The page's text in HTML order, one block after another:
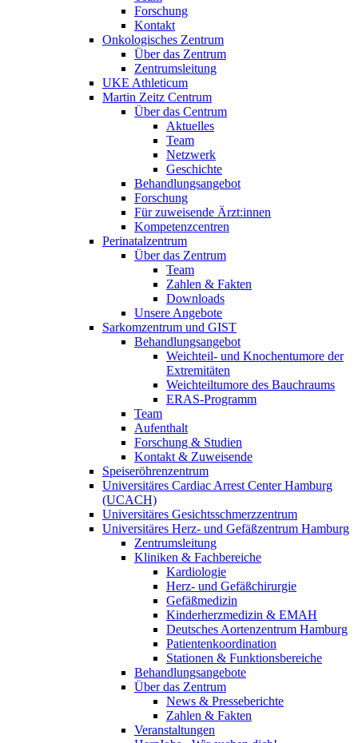
Forschung
Kontakt
Onkologisches Zentrum
Über das Zentrum
Zentrumsleitung
UKE Athleticum
Martin Zeitz Centrum
Über das Centrum
Aktuelles
Team
Netzwerk
Geschichte
Behandlungsangebot
Forschung
Für zuweisende Ärzt:innen
Kompetenzcentren
Perinatalzentrum
Über das Zentrum
Team
Zahlen & Fakten
Downloads
Unsere Angebote
Sarkomzentrum und GIST
Behandlungsangebot
Weichteil- und Knochentumore der
Extremitäten
Weichteiltumore des Bauchraums
ERAS-Programm
Team
Aufenthalt
Forschung & Studien
Kontakt & Zuweisende
Speiseröhrenzentrum
Universitäres Cardiac Arrest Center Hamburg
(UCACH)
Universitäres Gesichtsschmerzzentrum
Universitäres Herz- und Gefäßzentrum Hamburg
Zentrumsleitung
Kliniken & Fachbereiche
Kardiologie
Herz- und Gefäßchirurgie
Gefäßmedizin
Kinderherzmedizin & EMAH
Deutsches Aortenzentrum Hamburg
Patientenkoordination
Stationen & Funktionsbereiche
Behandlungsangebote
Über das Zentrum
News & Presseberichte
Zahlen & Fakten
Veranstaltungen